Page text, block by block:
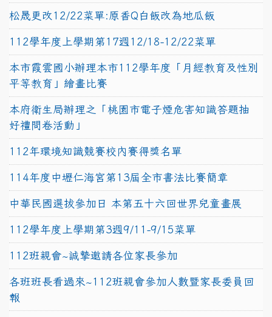
松晟更改12/22菜單:原香Q白飯改為地瓜飯
112學年度上學期第17週12/18-12/22菜單
本市霞雲國小辦理本市112學年度「月經教育及性別
平等教育」繪畫比賽
本府衛生局辦理之「桃園市電子煙危害知識答題抽
好禮問卷活動」
112年環境知識競賽校內賽得獎名單
114年度中壢仁海宮第13屆全市書法比賽簡章
中華民國選拔參加日 本第五十六回世界兒童畫展
112學年度上學期第3週9/11-9/15菜單
112班親會~誠摯邀請各位家長參加
各班班長看過來~112班親會參加人數暨家長委員回
報